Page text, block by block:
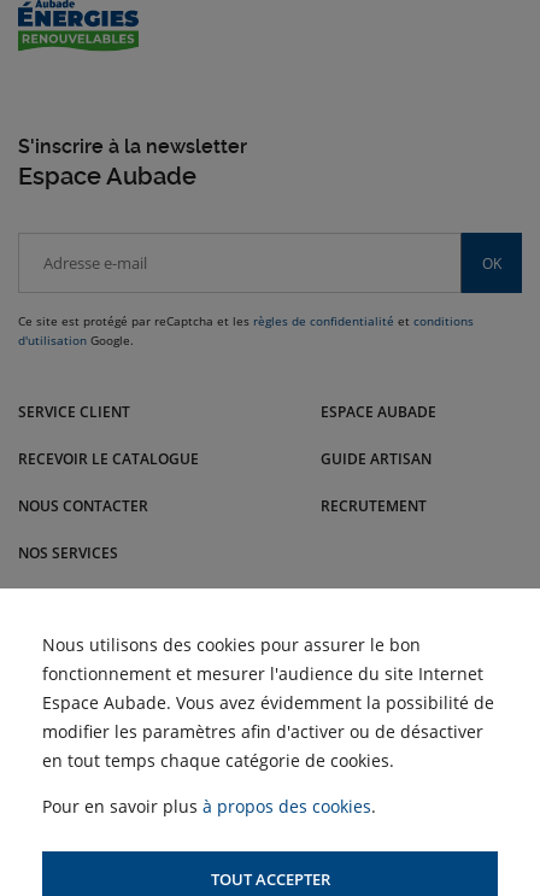
S'inscrire à la newsletter
Espace Aubade
OK
Ce site est protégé par reCaptcha et les règles de confidentialité et conditions
d'utilisation Google.
Rodez, Toulouse, Cabestany, Montauban, Brive-la-Gaillarde et bien
SERVICE CLIENT
RECEVOIR LE CATALOGUE
NOUS CONTACTER
NOS SERVICES
Comment nettoyer les
pour un air plus sain |
Choisir un climatiseur
adapté à son logement ?
ACTUALITÉS
Retour des Semaines du
Meuble et du Carrelage |
Profitez des Semaines de
ESPACE AUBADE
GUIDE ARTISAN
RECRUTEMENT
ACCÈS PROFESSIONNELS :
SIMULATEUR D'AIDES
Nous utilisons des cookies pour assurer le bon
fonctionnement et mesurer l'audience du site Internet
Espace Aubade. Vous avez évidemment la possibilité de
modifier les paramètres afin d'activer ou de désactiver
en tout temps chaque catégorie de cookies.
Pour en savoir plus à propos des cookies.
TOUT ACCEPTER